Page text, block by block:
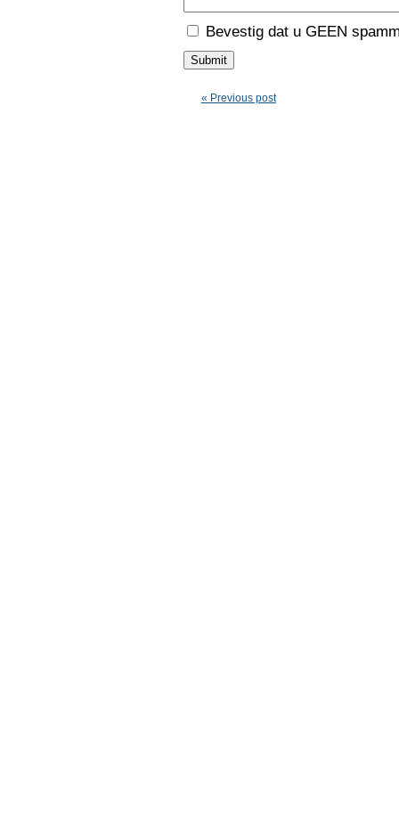
Bevestig dat u GEEN
« Previous post